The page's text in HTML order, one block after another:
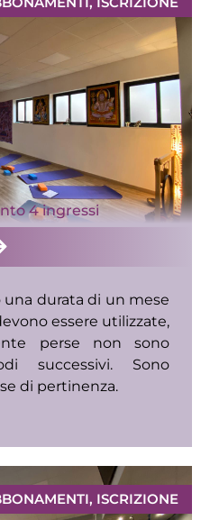
4 ingressi
durata di un mese
essere utilizzate,
perse non sono
successivi. Sono
di pertinenza.
, ISCRIZIONE